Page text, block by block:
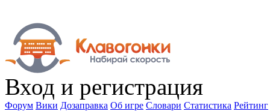
Вход и регистрация
Форум Вики Дозаправка Об игре Словари Статистика Рейтинг